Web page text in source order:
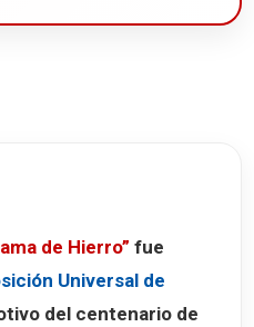
de Hierro” fue
Universal de
del centenario de